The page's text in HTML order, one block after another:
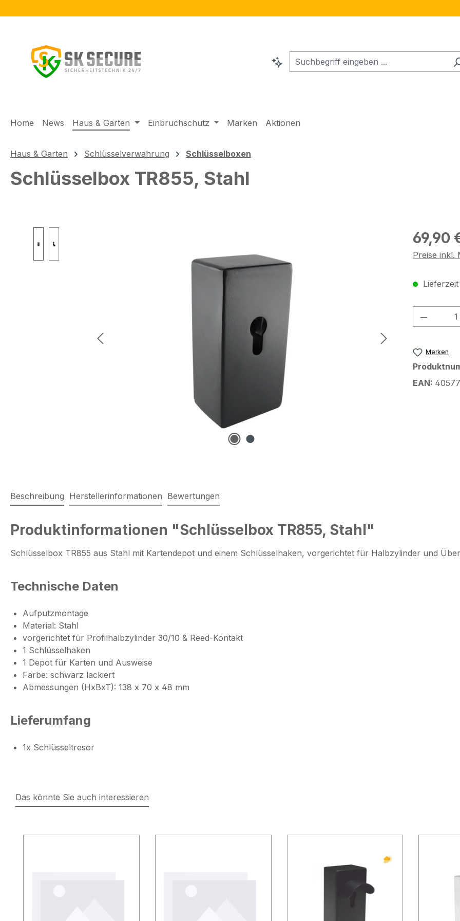
Home News Haus & Garten Einbruchschutz Marken Aktionen
Haus & Garten Schlüsselverwahrung Schlüsselboxen
Schlüsselbox TR855, Stahl
Regulärer
69,90
Preise inkl.
Merken
EAN:
Beschreibung Herstellerinformationen Bewertungen
Produktinformationen "Schlüsselbox TR855, Stahl"
Schlüsselbox TR855 aus Stahl mit Kartendepot und einem Schlüsselhaken, vorgerichtet für Halbzylinder und
Technische Daten
Aufputzmontage
Material: Stahl
vorgerichtet für Profilhalbzylinder 30/10 & Reed-Kontakt
1 Schlüsselhaken
1 Depot für Karten und Ausweise
Farbe: schwarz lackiert
Abmessungen (HxBxT): 138 x 70 x 48 mm
Lieferumfang
1x Schlüsseltresor
Das könnte Sie auch interessieren